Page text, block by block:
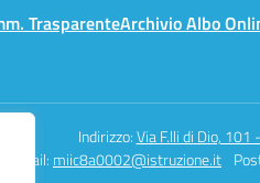
TrasparenteArchivio Albo
Indirizzo:Via F.lli di Dio, 101
Email: miic8a0002@istruzione.it